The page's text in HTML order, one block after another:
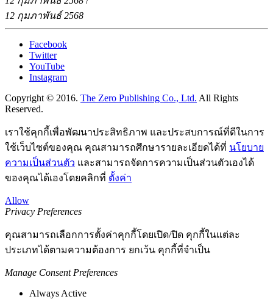
12 กุมภาพันธ์ 2568
Facebook
Twitter
YouTube
Instagram
Copyright © 2016. The Zero Publishing Co., Ltd. All Rights
Reserved.
เราใช้คุกกี้เพื่อพัฒนาประสิทธิภาพ และประสบการณ์ที่ดีในการ
ใช้เว็บไซต์ของคุณ คุณสามารถศึกษารายละเอียดได้ที่ นโยบาย
ความเป็นส่วนตัว และสามารถจัดการความเป็นส่วนตัวเองได้
ของคุณได้เองโดยคลิกที่ ตั้งค่า
Allow
Privacy Preferences
คุณสามารถเลือกการตั้งค่าคุกกี้โดยเปิด/ปิด คุกกี้ในแต่ละ
ประเภทได้ตามความต้องการ ยกเว้น คุกกี้ที่จำเป็น
Manage Consent Preferences
Always Active